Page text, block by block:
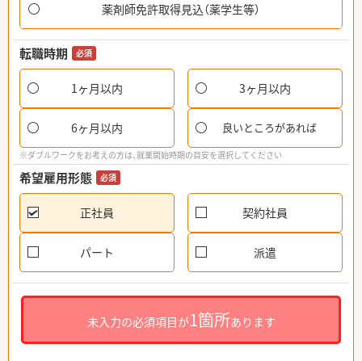
薬剤師免許取得見込（薬学生等）
転職時期 必須
1ヶ月以内 3ヶ月以内
6ヶ月以内 良いところがあれば
※ダブルワークをお考えの方は、就業開始時期の目安を選択してください
希望雇用形態 必須
正社員 契約社員
パート 派遣
未入力の必須項目が1箇所あります